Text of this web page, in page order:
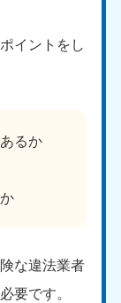
イントをし
るか
な違法業者
要です。